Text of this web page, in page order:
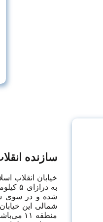
سازنده
خیابان انقلاب
به
شده و در سوی
منطقه